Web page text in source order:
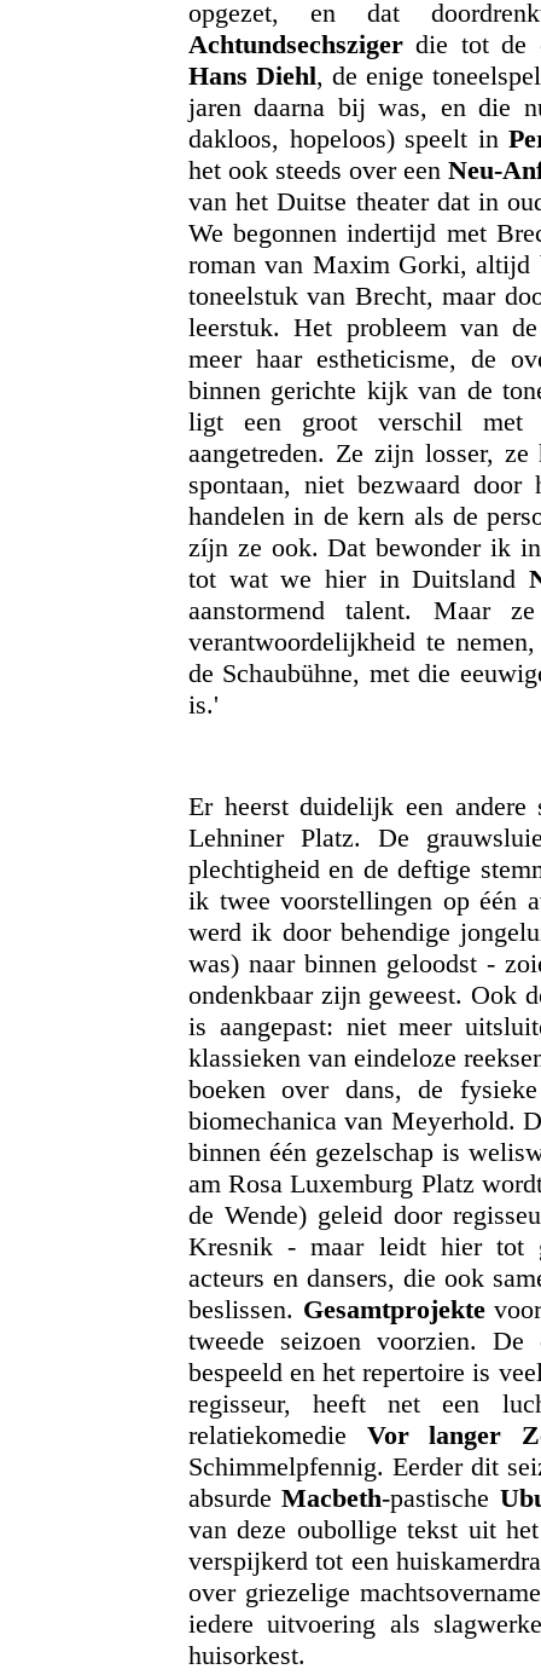
opgezet, en dat
Achtundsechsziger die tot de
Hans Diehl, de enige
jaren daarna bij was, en die
dakloos, hopeloos) speelt in
het ook steeds over eenNeu-
van het Duitse theater dat in
We begonnen indertijd met
roman van Maxim Gorki, altijd
toneelstuk van Brecht, maar
leerstuk. Het probleem van
meer haar estheticisme, de
binnen gerichte kijk van de
ligt een groot verschil met
aangetreden. Ze zijn losser, ze
spontaan, niet bezwaard
handelen in de kern als de
zíjn ze ook. Dat bewonder ik
tot wat we hier in Duitsland
aanstormend talent. Maar
verantwoordelijkheid te
de Schaubühne, met die
is.'
Er heerst duidelijk een
Lehniner Platz. De
plechtigheid en de deftige
ik twee voorstellingen op één
werd ik door behendige
was) naar binnen geloodst -
ondenkbaar zijn geweest. Ook
is aangepast: niet meer
klassieken van eindeloze
boeken over dans, de
biomechanica van Meyerhold.
binnen één gezelschap is
am Rosa Luxemburg Platz
de Wende) geleid door
Kresnik - maar leidt hier tot
acteurs en dansers, die ook
beslissen. Gesamtprojekte
tweede seizoen voorzien. De
bespeeld en het repertoire is
regisseur, heeft net een
relatiekomedie Vor langer
Schimmelpfennig. Eerder dit
absurdeMacbeth-pastische
van deze oubollige tekst uit
verspijkerd tot een
over griezelige
iedere uitvoering als
huisorkest.